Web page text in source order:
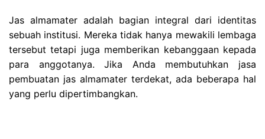
Jas almamater adalah bagian integral dari identitas
sebuah institusi. Mereka tidak hanya mewakili lembaga
tersebut tetapi juga memberikan kebanggaan kepada
para anggotanya. Jika Anda membutuhkan jasa
pembuatan jas almamater terdekat, ada beberapa hal
yang perlu dipertimbangkan.